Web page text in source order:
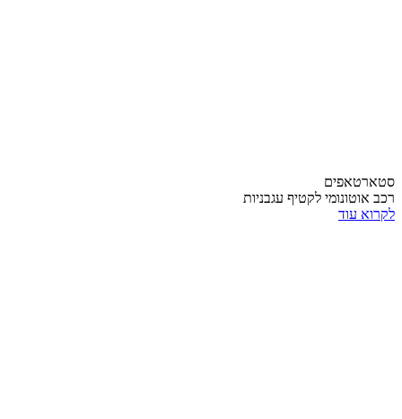
סטארטאפים
רכב אוטונומי לקטיף עגבניות
לקרוא עוד